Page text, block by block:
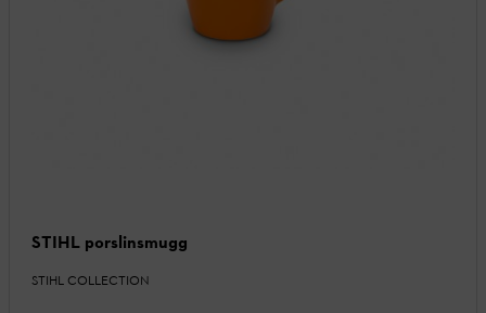
STIHL porslinsmugg
STIHL COLLECTION